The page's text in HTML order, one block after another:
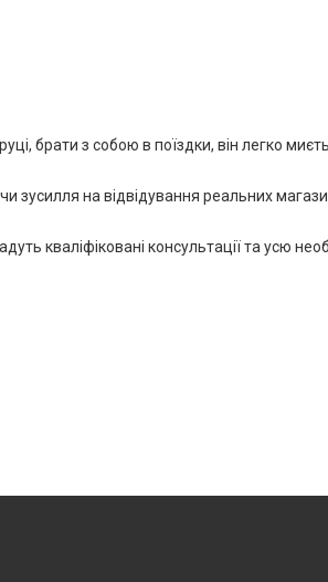
брати з собою в поїздки, він легко
на відвідування реальних
кваліфіковані консультації та усю